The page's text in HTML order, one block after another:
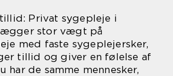
Privat sygepleje i
stor vægt på
med faste sygeplejersker,
tillid og giver en følelse af
har de samme mennesker,